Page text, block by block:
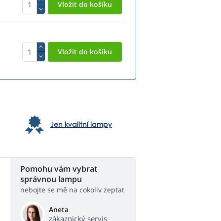
Jen kvalitní lampy
Pomohu vám vybrat
správnou lampu
nebojte se mě na cokoliv zeptat
Aneta
zákaznický servis